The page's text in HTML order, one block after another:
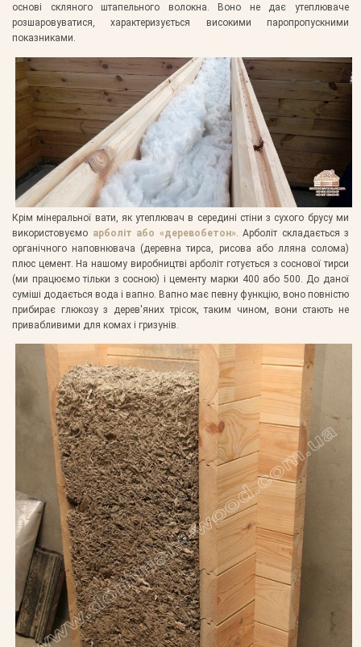
основі скляного штапельного волокна. Воно не дає утеплювачe
розшаровуватися, характеризується високими паропропускними
показниками.
Крім мінеральної вати, як утеплювач в середині стіни з сухого брусу ми
використовуємо арболіт або «деревобетон». Арболіт складається з
органічного наповнювача (деревна тирса, рисова або лляна солома)
плюс цемент. На нашому виробництві арболіт готується з соснової тирси
(ми працюємо тільки з сосною) і цементу марки 400 або 500. До даної
суміші додається вода і вапно. Вапно має певну функцію, воно повністю
прибирає глюкозу з дерев'яних трісок, таким чином, вони стають не
привабливими для комах і гризунів.